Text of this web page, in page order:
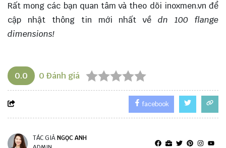
Rất mong các bạn quan tâm và theo dõi inoxmen.vn để
cập nhật thông tin mới nhất vềdn 100 flange
dimensions!
0.0 0 Đánh giá
facebook
TÁC GIẢNGỌC ANH